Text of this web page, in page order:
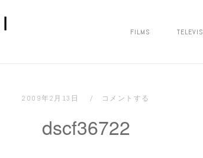
FILMS
2009年2月13日 コメントする
dscf36722